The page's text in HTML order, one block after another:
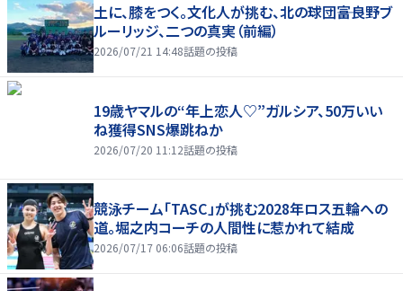
土に、膝をつく。文化人が挑む、北の球団――富良野ブ
ルーリッジ、二つの真実（前編）
2026/07/21 14:48話題の投稿
19歳ヤマルの“年上恋人♡”ガルシア、50万いい
ね獲得SNS爆跳ねか
2026/07/20 11:12話題の投稿
競泳チーム「TASC」が挑む2028年ロス五輪への
道。堀之内コーチの人間性に惹かれて結成
2026/07/17 06:06話題の投稿